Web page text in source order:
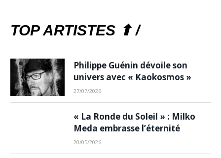
TOP ARTISTES ⬆ /
Philippe Guénin dévoile son
univers avec « Kaokosmos »
27/07/2026
« La Ronde du Soleil » : Milko
Meda embrasse l’éternité
20/05/2026